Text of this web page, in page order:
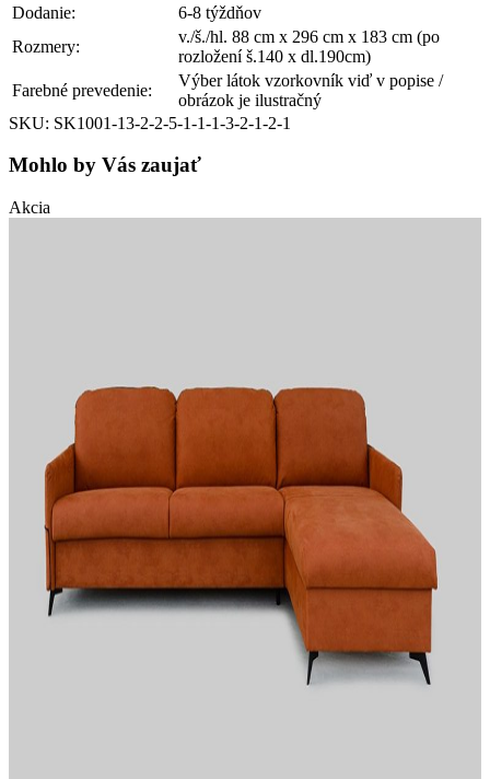
Dodanie:
6-8 týždňov
Rozmery:
v./š./hl. 88 cm x 296 cm x 183 cm (po
rozložení š.140 x dl.190cm)
Farebné prevedenie:
Výber látok vzorkovník viď v popise /
obrázok je ilustračný
SKU: SK1001-13-2-2-5-1-1-1-3-2-1-2-1
Mohlo by Vás zaujať
Akcia